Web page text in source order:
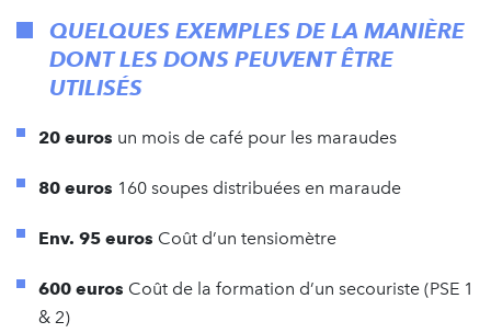
QUELQUES EXEMPLES DE LA MANIÈRE
DONT LES DONS PEUVENT ÊTRE
UTILISÉS
20 euros un mois de café pour les maraudes
80 euros 160 soupes distribuées en maraude
Env. 95 euros Coût d’un tensiomètre
600 euros Coût de la formation d’un secouriste (PSE 1
& 2)